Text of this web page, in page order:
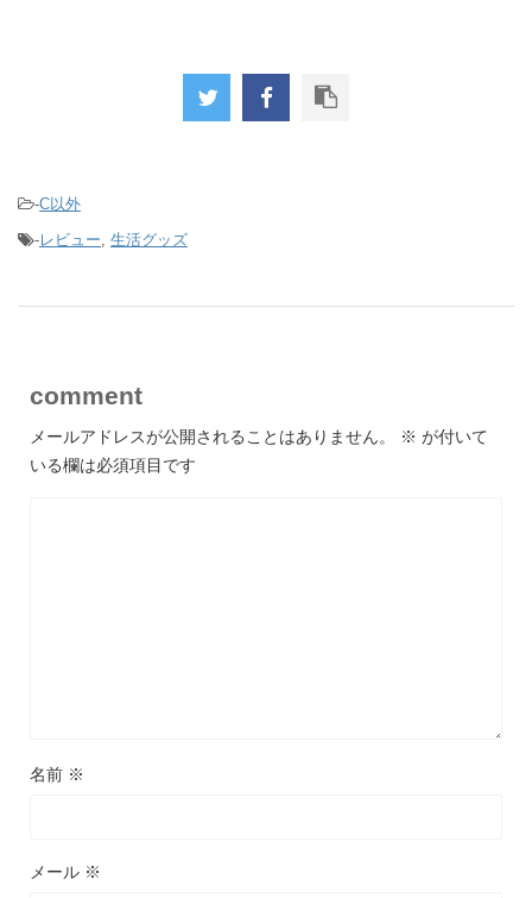
-C以外
-レビュー 生活グッズ
comment
メールアドレスが公開されることはありません。 ※ が付いて
いる欄は必須項目です
名前 ※
メール ※